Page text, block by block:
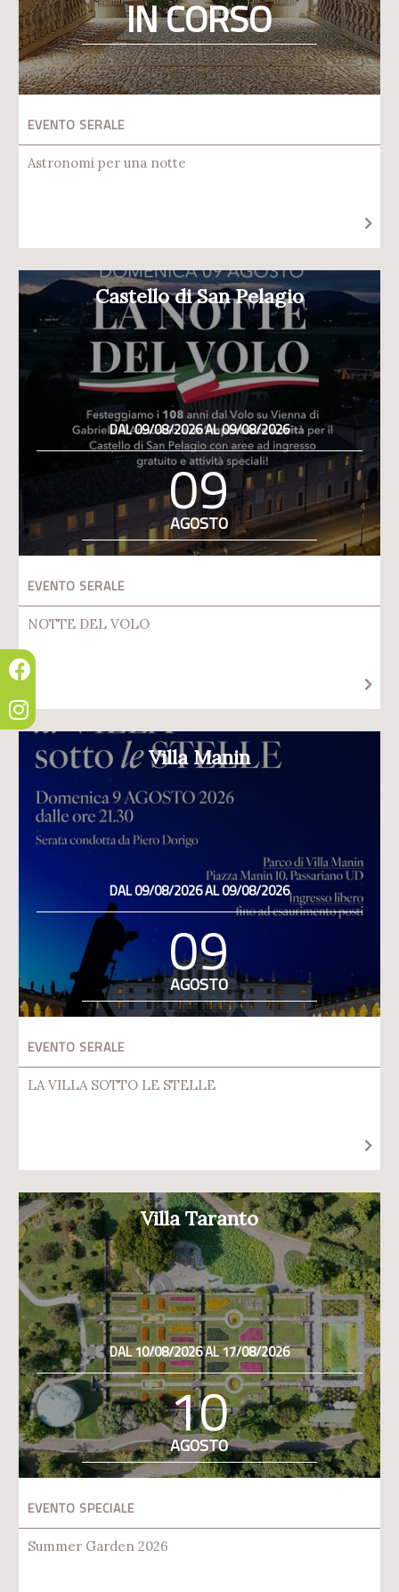
IN CORSO
EVENTO SERALE
Astronomi per una notte
Castello di San Pelagio
DAL 09/08/2026 AL 09/08/2026
09
AGOSTO
EVENTO SERALE
NOTTE DEL VOLO
Villa Manin
DAL 09/08/2026 AL 09/08/2026
09
AGOSTO
EVENTO SERALE
LA VILLA SOTTO LE STELLE
Villa Taranto
DAL 10/08/2026 AL 17/08/2026
10
AGOSTO
EVENTO SPECIALE
Summer Garden 2026